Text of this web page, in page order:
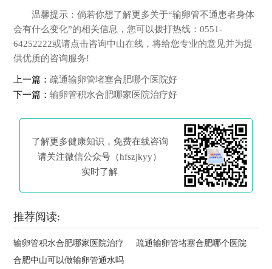
温馨提示：倘若你想了解更多关于“输卵管不通患者身体
会有什么变化”的相关信息，您可以拨打热线：0551-
64252222或请点击咨询中山在线，将给您专业的意见并为提
供优质的咨询服务!
上一篇： 疏通输卵管堵塞合肥哪个医院好
下一篇：输卵管积水合肥哪家医院治疗好
了解更多健康知识，免费在线咨询
请关注微信公众号（hfszjkyy）
实时了解
推荐阅读:
输卵管积水合肥哪家医院治疗
疏通输卵管堵塞合肥哪个医院
合肥中山可以做输卵管通水吗